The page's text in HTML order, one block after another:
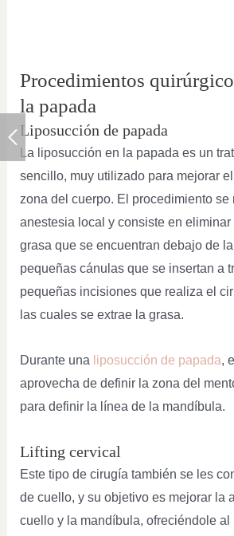
Procedimientos
la papada
Liposucción de papada
La liposucción en la papada es un
sencillo, muy utilizado para mejorar
zona del cuerpo. El procedimiento se
anestesia local y consiste en
grasa que se encuentran debajo de
pequeñas cánulas que se insertan a
pequeñas incisiones que realiza el
las cuales se extrae la grasa.
Durante una liposucción de papada,
aprovecha de definir la zona del
para definir la línea de la mandíbula.
Lifting cervical
Este tipo de cirugía también se les
de cuello, y su objetivo es mejorar la
cuello y la mandíbula, ofreciéndole al